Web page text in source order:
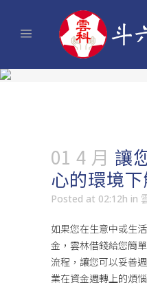
01 4 月 讓
心的環境
Posted at 02:12h in
如果您在生意中或生
金，雲林借錢給您簡
流程，讓您可以妥善
業在資金週轉上的煩惱